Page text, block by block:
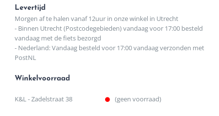
Levertijd
Morgen af te halen vanaf 12uur in onze winkel in Utrecht
- Binnen Utrecht (Postcodegebieden) vandaag voor 17:00 besteld
vandaag met de fiets bezorgd
- Nederland: Vandaag besteld voor 17:00 vandaag verzonden met
PostNL
Winkelvoorraad
K&L - Zadelstraat 38 (geen voorraad)